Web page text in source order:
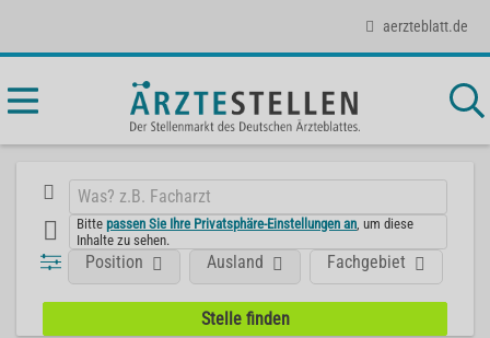
aerzteblatt.de
Bittepassen Sie Ihre Privatsphäre-Einstellungen an , um diese
Inhalte zu sehen.
Position Fachgebiet
Ausland